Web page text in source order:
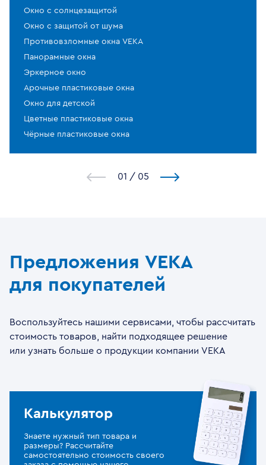
Окно с солнцезащитой
Окно с защитой от шума
Противовзломные окна VEKA
Панорамные окна
Эркерное окно
Арочные пластиковые окна
Окно для детской
Цветные пластиковые окна
Чёрные пластиковые окна
1 / 5
Предложения VEKA
для покупателей
Воспользуйтесь нашими сервисами, чтобы рассчитать
стоимость товаров, найти подходящее решение
или узнать больше о продукции компании VEKA
Калькулятор
Знаете нужный тип товара и
размеры? Рассчитайте
самостоятельно стоимость своего